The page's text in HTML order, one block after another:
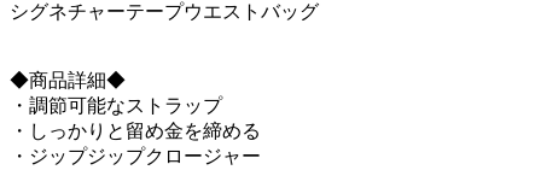
シグネチャーテープウエストバッグ
◆商品詳細◆
・調節可能なストラップ
・しっかりと留め金を締める
・ジップジップクロージャー